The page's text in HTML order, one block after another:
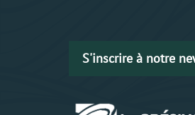
S'inscrire à notre